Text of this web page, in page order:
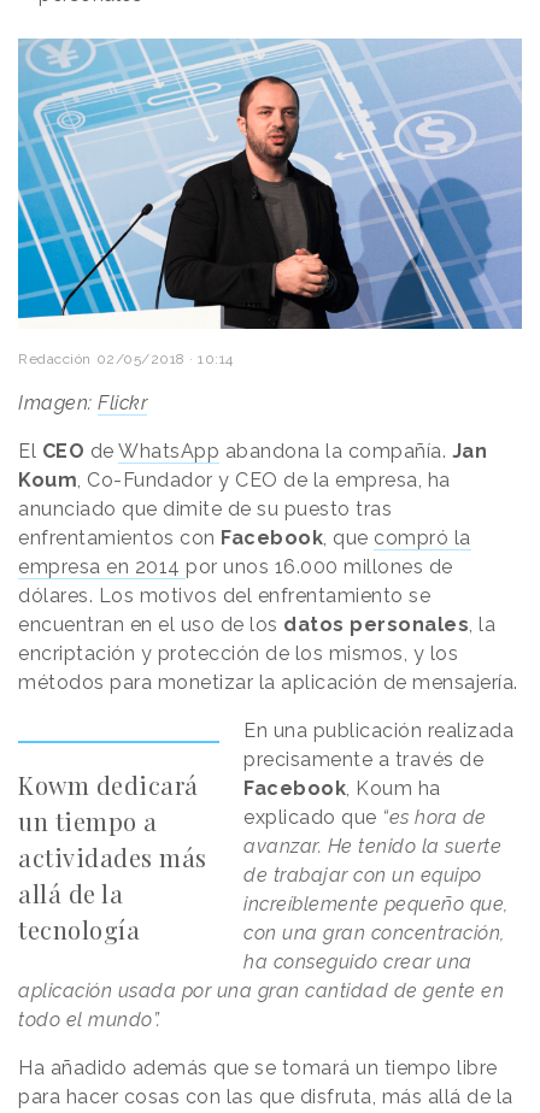
Redacción 02/05/2018 · 10:14
Imagen: Flickr
El CEO de WhatsApp abandona la compañía. Jan
Koum, Co-Fundador y CEO de la empresa, ha
anunciado que dimite de su puesto tras
enfrentamientos con Facebook, que compró la
empresa en 2014 por unos 16.000 millones de
dólares. Los motivos del enfrentamiento se
encuentran en el uso de los datos personales, la
encriptación y protección de los mismos, y los
métodos para monetizar la aplicación de mensajería.
Kowm dedicará
un tiempo a
actividades más
allá de la
tecnología
En una publicación realizada
precisamente a través de
Facebook, Koum ha
explicado que “es hora de
avanzar. He tenido la suerte
de trabajar con un equipo
increíblemente pequeño que,
con una gran concentración,
ha conseguido crear una
aplicación usada por una gran cantidad de gente en
todo el mundo”.
Ha añadido además que se tomará un tiempo libre
para hacer cosas con las que disfruta, más allá de la